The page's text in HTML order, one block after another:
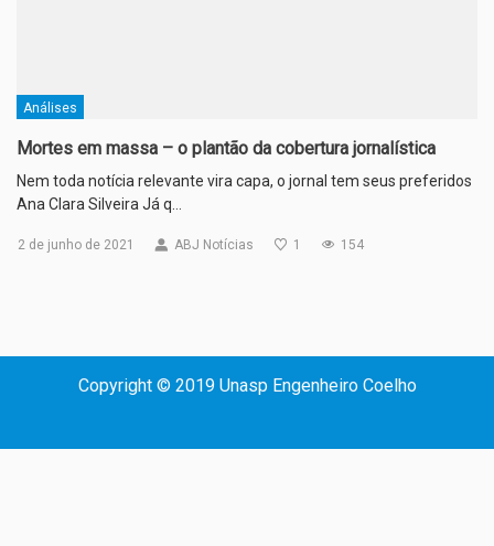
Análises
Mortes em massa – o plantão da cobertura jornalística
Nem toda notícia relevante vira capa, o jornal tem seus preferidos
Ana Clara Silveira Já q…
2 de junho de 2021 ABJ Notícias 1 154
Copyright © 2019 Unasp Engenheiro Coelho